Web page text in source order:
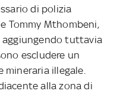
di polizia
Tommy Mthombeni,
tuttavia
escludere un
illegale.
alla zona di